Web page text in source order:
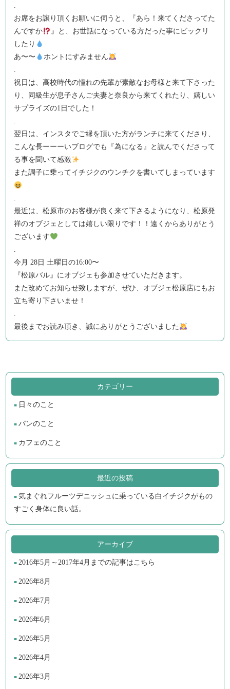
.
お席をお譲り頂くお願いに伺うと、『あら！来てくださってた
んですか
』と、お世話になっている方だった事にビックリ
したり
あ〜〜
ホントにすみません
.
祝日は、高校時代の憧れの先輩が素敵なお母様と来て下さった
り、同級生が息子さんご夫妻と奈良から来てくれたり、嬉しい
サプライズの1日でした！
.
翌日は、インスタでご縁を頂いた方がランチに来てくださり、
こんな長ーーーいブログでも『為になる』と読んでくださって
る事を聞いて感激
また調子に乗ってイチジクのウンチクを書いてしまっています
.
最近は、松原市のお客様が良く来て下さるようになり、松原発
祥のオブジェとしては嬉しい限りです！！遠くからありがとう
ございます
.
今月 28日 土曜日の16:00〜
『松原バル』にオブジェも参加させていただきます。
また改めてお知らせ致しますが、ぜひ、オブジェ松原店にもお
立ち寄り下さいませ！
.
最後までお読み頂き、誠にありがとうございました
カテゴリー
日々のこと
パンのこと
カフェのこと
最近の投稿
気まぐれフルーツデニッシュに乗っている白イチジクがもの
すごく身体に良い話。
アーカイブ
2016年5月～2017年4月までの記事はこちら
2026年8月
2026年7月
2026年6月
2026年5月
2026年4月
2026年3月